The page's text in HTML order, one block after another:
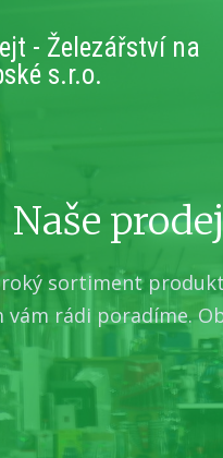
- Železářství na
s.r.o.
Naše
sortiment
vám rádi poradíme.